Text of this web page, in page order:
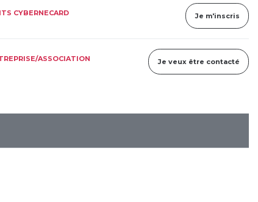
CYBERNECARD Je m'inscris
ASSOCIATION Je veux être contacté